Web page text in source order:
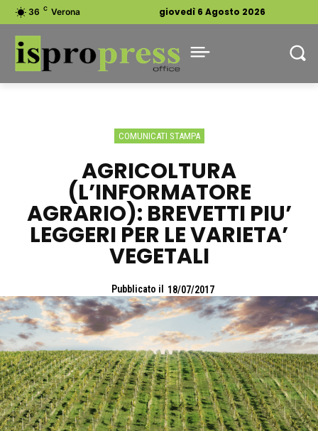
36 C Verona giovedì 6 Agosto 2026
COMUNICATI STAMPA
AGRICOLTURA
(L’INFORMATORE
AGRARIO): BREVETTI PIU’
LEGGERI PER LE VARIETA’
VEGETALI
Pubblicato il 18/07/2017